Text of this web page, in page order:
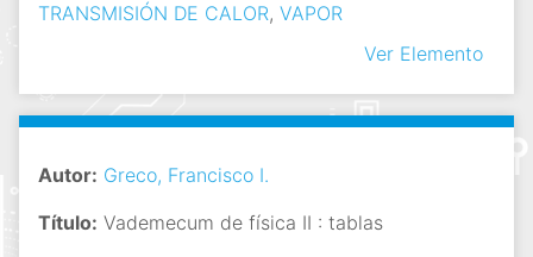
TRANSMISIÓN DE CALOR, VAPOR
Ver Elemento
Autor: Greco, Francisco I.
Título: Vademecum de física II : tablas